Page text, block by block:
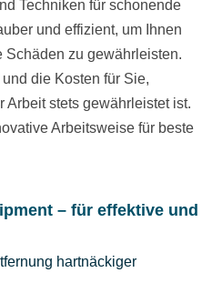
Techniken für schonende
und effizient, um Ihnen
zu gewährleisten.
die Kosten für Sie,
Arbeit stets gewährleistet ist.
Arbeitsweise für beste
– für effektive und
hartnäckiger